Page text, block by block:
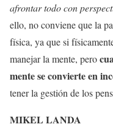
afrontar todo con
ello, no conviene que la
física, ya que si
manejar la mente, pero
mente se convierte en
tener la gestión de los
MIKEL LANDA